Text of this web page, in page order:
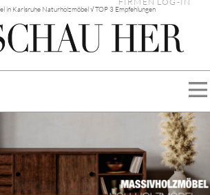
in Karlsruhe Naturholzmöbel √ TOP 3 Empfehlungen